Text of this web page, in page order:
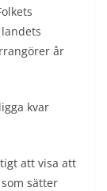
år
kvar
att visa att
sätter